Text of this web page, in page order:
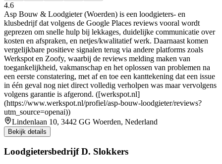
4.6
Asp Bouw & Loodgieter (Woerden) is een loodgieters- en
klusbedrijf dat volgens de Google Places reviews vooral wordt
geprezen om snelle hulp bij lekkages, duidelijke communicatie over
kosten en afspraken, en netjes/kwalitatief werk. Daarnaast komen
vergelijkbare positieve signalen terug via andere platforms zoals
Werkspot en Zoofy, waarbij de reviews melding maken van
toegankelijkheid, vakmanschap en het oplossen van problemen na
een eerste constatering, met af en toe een kanttekening dat een issue
in één geval nog niet direct volledig verholpen was maar vervolgens
volgens garantie is afgerond. ([werkspot.nl]
(https://www.werkspot.nl/profiel/asp-bouw-loodgieter/reviews?
utm_source=openai))
Lindenlaan 10, 3442 GG Woerden, Nederland
Bekijk details
Loodgietersbedrijf D. Slokkers